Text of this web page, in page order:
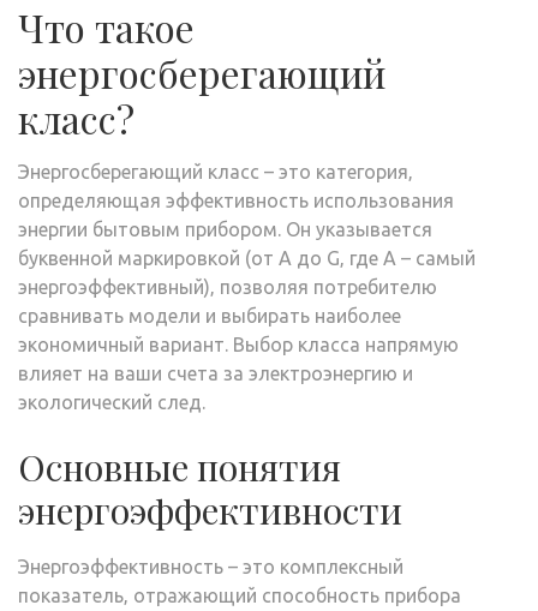
Что такое
энергосберегающий
класс?
Энергосберегающий класс – это категория‚
определяющая эффективность использования
энергии бытовым прибором. Он указывается
буквенной маркировкой (от A до G‚ где A – самый
энергоэффективный)‚ позволяя потребителю
сравнивать модели и выбирать наиболее
экономичный вариант. Выбор класса напрямую
влияет на ваши счета за электроэнергию и
экологический след.
Основные понятия
энергоэффективности
Энергоэффективность – это комплексный
показатель‚ отражающий способность прибора